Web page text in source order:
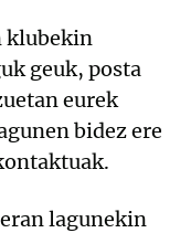
klubekin
geuk, posta
eurek
bidez ere
lagunekin